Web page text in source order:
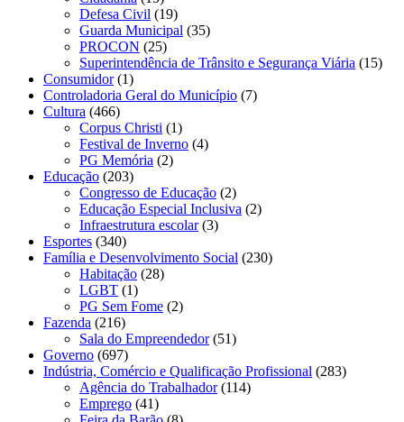
Defesa Civil (19)
Guarda Municipal (35)
PROCON (25)
Superintendência de Trânsito e Segurança Viária (15)
Consumidor(1)
Controladoria Geral do Município (7)
Cultura (466)
Corpus Christi (1)
Festival de Inverno (4)
PG Memória (2)
Educação (203)
Congresso de Educação (2)
Educação Especial Inclusiva (2)
Infraestrutura escolar(3)
Esportes (340)
Família e Desenvolvimento Social (230)
Habitação (28)
LGBT (1)
PG Sem Fome (2)
Fazenda (216)
Sala do Empreendedor(51)
Governo (697)
Indústria, Comércio e Qualificação Profissional (283)
Agência do Trabalhador(114)
Emprego (41)